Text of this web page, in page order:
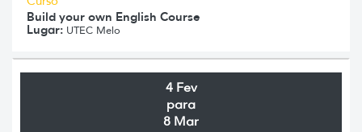
Build your own English Course
Lugar: UTEC Melo
4 Fev
para
8 Mar